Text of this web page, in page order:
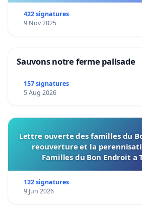
422 signatures
9 Nov 2025
Sauvons notre ferme pallsade
157 signatures
5 Aug 2026
Lettre ouverte des familles du
reouverture et la
Familles du Bon Endroit a
122 signatures
9 Jun 2026